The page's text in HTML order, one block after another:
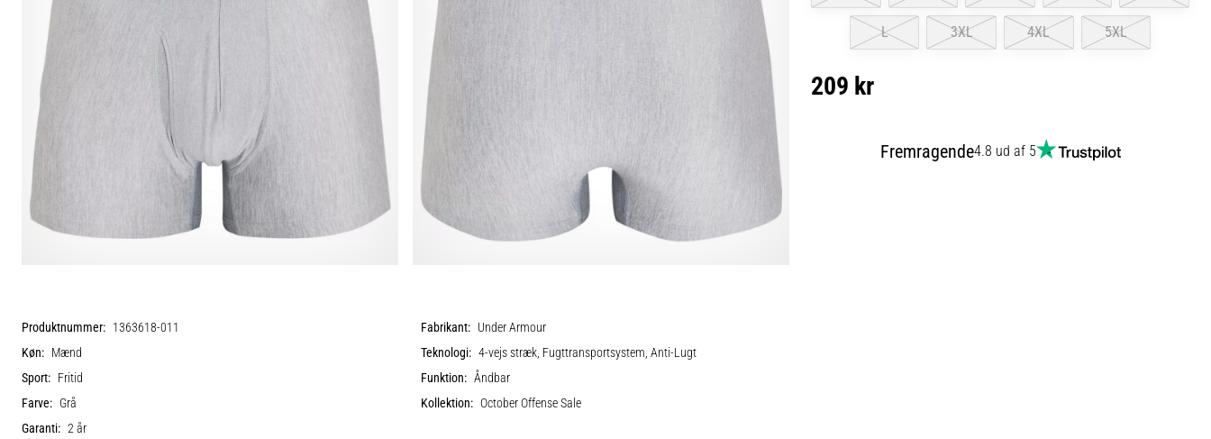
L 3XL 4XL 5XL
209 kr
Fremragende4.8 ud af 5
Produktnummer: 1363618-011 Fabrikant: Under Armour
Køn: Mænd Teknologi: 4-vejs stræk, Fugttransportsystem, Anti-Lugt
Sport: Fritid Funktion: Åndbar
Farve: Grå Kollektion: October Offense Sale
Garanti: 2 år